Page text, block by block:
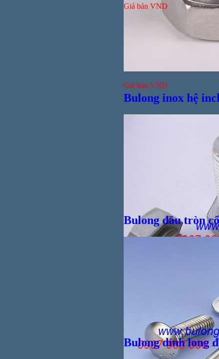
Giá bán VND
Giá bán VND
Bulong inox hệ
Giá bánVND
Bulong đầu tròn
Bulong dính long